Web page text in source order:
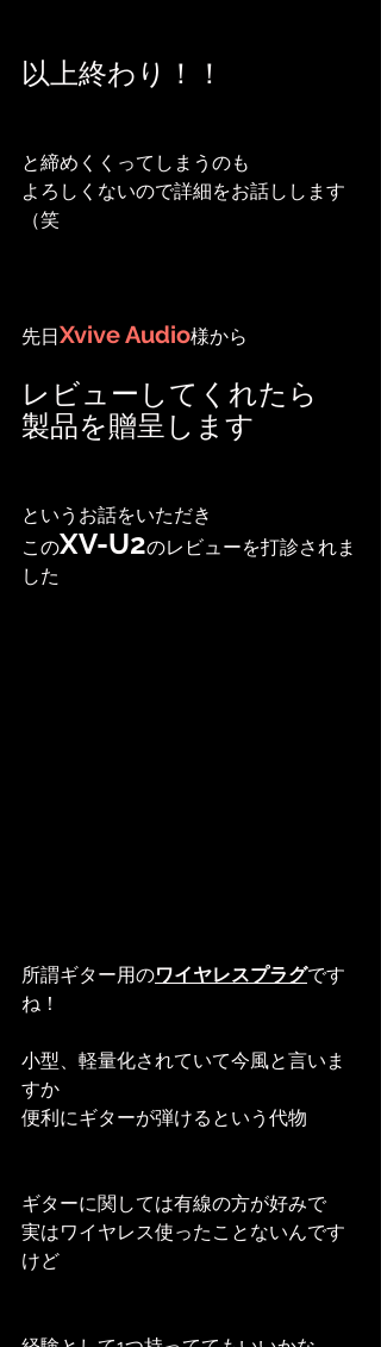
以上終わり！！
と締めくくってしまうのも
よろしくないので詳細をお話しします
（笑
先日Xvive Audio様から
レビューしてくれたら
製品を贈呈します
というお話をいただき
このXV-U2のレビューを打診されま
した
所謂ギター用のワイヤレスプラグです
ね！
小型、軽量化されていて今風と言いま
すか
便利にギターが弾けるという代物
ギターに関しては有線の方が好みで
実はワイヤレス使ったことないんです
けど